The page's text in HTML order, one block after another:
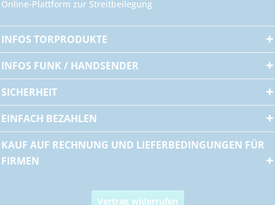
Online-Plattform zur Streitbeilegung
INFOS TORPRODUKTE
INFOS FUNK / HANDSENDER
SICHERHEIT
EINFACH BEZAHLEN
KAUF AUF RECHNUNG UND LIEFERBEDINGUNGEN FÜR
FIRMEN
Vertrag widerrufen